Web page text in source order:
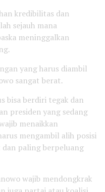
kredibilitas dan
sejauh mana
meninggalkan
yang harus diambil
sangat berat.
bisa berdiri tegak dan
presiden yang sedang
menaikkan
mengambil alih posisi
dan paling berpeluang
wajib mendongkrak